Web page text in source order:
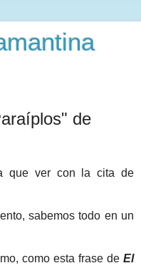
de
que ver con la cita de
sabemos todo en un
como esta frase de El